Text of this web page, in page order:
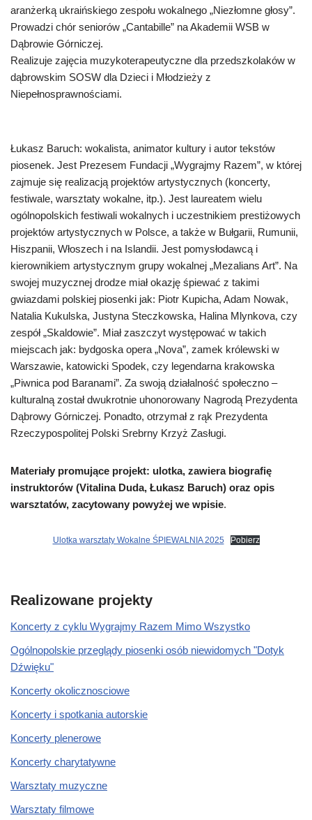
aranżerką ukraińskiego zespołu wokalnego „Niezłomne głosy”.
Prowadzi chór seniorów „Cantabille” na Akademii WSB w
Dąbrowie Górniczej.
Realizuje zajęcia muzykoterapeutyczne dla przedszkolaków w
dąbrowskim SOSW dla Dzieci i Młodzieży z
Niepełnosprawnościami.
Łukasz Baruch: wokalista, animator kultury i autor tekstów
piosenek. Jest Prezesem Fundacji „Wygrajmy Razem”, w której
zajmuje się realizacją projektów artystycznych (koncerty,
festiwale, warsztaty wokalne, itp.). Jest laureatem wielu
ogólnopolskich festiwali wokalnych i uczestnikiem prestiżowych
projektów artystycznych w Polsce, a także w Bułgarii, Rumunii,
Hiszpanii, Włoszech i na Islandii. Jest pomysłodawcą i
kierownikiem artystycznym grupy wokalnej „Mezalians Art”. Na
swojej muzycznej drodze miał okazję śpiewać z takimi
gwiazdami polskiej piosenki jak: Piotr Kupicha, Adam Nowak,
Natalia Kukulska, Justyna Steczkowska, Halina Mlynkova, czy
zespół „Skaldowie”. Miał zaszczyt występować w takich
miejscach jak: bydgoska opera „Nova”, zamek królewski w
Warszawie, katowicki Spodek, czy legendarna krakowska
„Piwnica pod Baranami”. Za swoją działalność społeczno –
kulturalną został dwukrotnie uhonorowany Nagrodą Prezydenta
Dąbrowy Górniczej. Ponadto, otrzymał z rąk Prezydenta
Rzeczypospolitej Polski Srebrny Krzyż Zasługi.
Materiały promujące projekt: ulotka, zawiera biografię
instruktorów (Vitalina Duda, Łukasz Baruch) oraz opis
warsztatów, zacytowany powyżej we wpisie.
Ulotka warsztaty Wokalne ŚPIEWALNIA 2025 Pobierz
Realizowane projekty
Koncerty z cyklu Wygrajmy Razem Mimo Wszystko
Ogólnopolskie przeglądy piosenki osób niewidomych "Dotyk
Dźwięku"
Koncerty okolicznosciowe
Koncerty i spotkania autorskie
Koncerty plenerowe
Koncerty charytatywne
Warsztaty muzyczne
Warsztaty filmowe